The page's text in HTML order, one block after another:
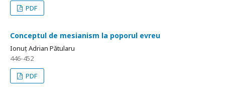
PDF
Conceptul de mesianism la poporul evreu
Ionuț Adrian Pătularu
446-452
PDF